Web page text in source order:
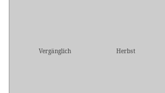
Vergänglich Herbst